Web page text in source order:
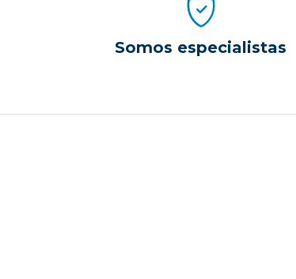
Somos especialistas